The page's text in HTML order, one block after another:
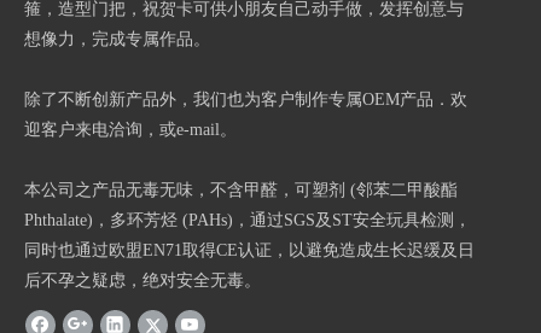
箍，造型门把，祝贺卡可供小朋友自己动手做，发挥创意与
想像力，完成专属作品。
除了不断创新产品外，我们也为客户制作专属OEM产品．欢
迎客户来电洽询，或e-mail。
本公司之产品无毒无味，不含甲醛，可塑剂 (邻苯二甲酸酯
Phthalate)，多环芳烃 (PAHs)，通过SGS及ST安全玩具检测，
同时也通过欧盟EN71取得CE认证，以避免造成生长迟缓及日
后不孕之疑虑，绝对安全无毒。